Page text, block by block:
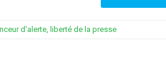
d'alerte liberté de la presse